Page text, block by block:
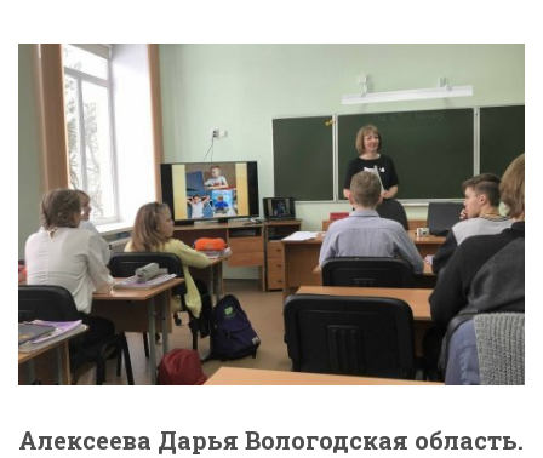
Алексеева Дарья Вологодская область.